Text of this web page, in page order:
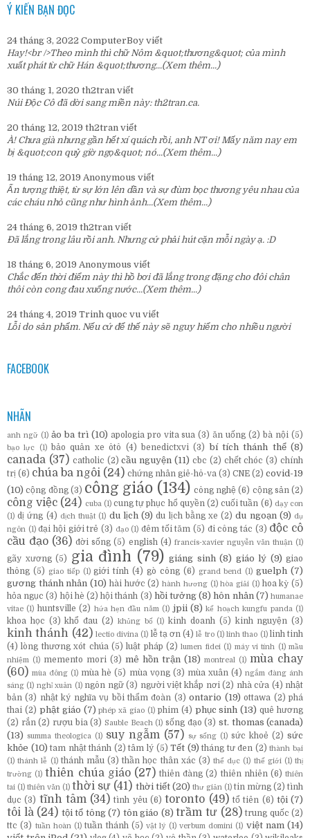
Ý KIẾN BẠN ĐỌC
24 tháng 3, 2022 ComputerBoy viết
Hay!<br />Theo mình thì chữ Nôm &quot;thương&quot; của mình
xuất phát từ chữ Hán &quot;thương...(Xem thêm...)
30 tháng 1, 2020 th2tran viết
Núi Độc Cô đã dời sang miền này: th2tran.ca.
20 tháng 12, 2019 th2tran viết
À! Chưa già nhưng gần hết xí quách rồi, anh NT ơi! Mấy năm nay em
bị &quot;con quỷ giờ ngọ&quot; nó...(Xem thêm...)
19 tháng 12, 2019 Anonymous viết
Ấn tượng thiệt, từ sự lớn lên dần và sự đùm bọc thương yêu nhau của
các cháu nhỏ cũng như hình ảnh...(Xem thêm...)
24 tháng 6, 2019 th2tran viết
Đã lắng trong lâu rồi anh. Nhưng cứ phải hút cặn mỗi ngày ạ. :D
18 tháng 6, 2019 Anonymous viết
Chắc đến thời điểm này thì hồ bơi đã lắng trong đặng cho đôi chân
thôi còn cong đau xuống nước...(Xem thêm...)
24 tháng 4, 2019 Trinh quoc vu viết
Lỗi do sản phẩm. Nếu cứ để thế này sẽ nguy hiểm cho nhiều người
FACEBOOK
NHÃN
anh ngữ (1) ảo ba trì (10) apologia pro vita sua (3) ăn uống (2) bà nội (5)
bạo lực (1) bảo quản xe ôtô (4) benedictxvi (3) bí tích thánh thể (8)
canada (37) catholic (2) cầu nguyện (11) cbc (2) chết chóc (3) chính
trị (6) chúa ba ngôi (24) chứng nhân giê-hô-va (3) CNE (2) covid-19
(10) cộng đồng (3) công giáo (134) công nghệ (6) cộng sản (2)
công việc (24) cuba (1) cung tự phục hổ quyền (2) cuối tuần (6) dạy con
(1) dị ứng (4) dịch thuật (1) du lịch (9) du lịch bằng xe (2) du ngoạn (9) dụ
ngôn (1) đại hội giới trẻ (3) đạo (1) đêm tối tăm (5) đi công tác (3) độc cô
cầu đạo (36) đời sống (5) english (4) francis-xavier nguyễn văn thuận (1)
gãy xương (5) gia đình (79) giáng sinh (8) giáo lý (9) giao
thông (5) giao tiếp (1) giới tính (4) gò công (6) grand bend (1) guelph (7)
gương thánh nhân (10) hài hước (2) hành hương (1) hòa giải (1) hoa kỳ (5)
hỏa ngục (3) hội hè (2) hội thánh (3) hồi tưởng (8) hôn nhân (7) humanae
vitae (1) huntsville (2) hứa hẹn đầu năm (1) jpii (8) kế hoạch kungfu panda (1)
khoa học (3) khổ đau (2) khủng bố (1) kinh doanh (5) kinh nguyện (3)
kinh thánh (42) lectio divina (1) lễ tạ ơn (4) lễ tro (1) linh thao (1) linh tinh
(4) lòng thương xót chúa (5) luật pháp (2) lumen fidei (1) máy vi tính (1) mầu
nhiệm
(1) memento mori (3) mê hồn trận (18) montreal (1) mùa chay
(60) mùa đông (1) mùa hè (5) mùa vọng (3) mùa xuân (4) ngắm đàng ánh
sáng (1) nghỉ xuân (1) ngôn ngữ (3) người việt khắp nơi (2) nhà cửa (4) nhật
bản (3) nhật ký nghĩa vụ bồi thẩm đoàn (3) ontario (19) ottawa (2) phá
thai (2) phật giáo (7) phép xã giao (1) phim (4) phục sinh (13) quê hương
(2) rắn (2) rượu bia (3) Sauble Beach (1) sống đạo (3) st. thomas (canada)
(13)
summa theologica (1) suy ngẫm (57) sự sống (1) sức khoẻ (2) sức
khỏe (10) tam nhật thánh (2) tâm lý (5) Tết (9) tháng tư đen (2) thành bại
(1) thánh lễ (1) thánh mẫu (3) thần học thân xác (3) thể dục (1) thế giới (1) thị
trường (1) thiên chúa giáo (27) thiên đàng (2) thiên nhiên (6) thiên
tai (1) thiên văn (1) thời sự (41) thời tiết (20) thư giản (1) tin mừng (2) tình
dục (3) tĩnh tâm (34) tình yêu (6) toronto (49) tổ tiên (6) tội (7)
tôi là (24) tội tổ tông (7) tôn giáo (8) trầm tư (28) trung quốc (2)
ttc (3) tuần hoàn (1) tuần thánh (5) vật lý (1) verbum domini (1) việt nam (14)